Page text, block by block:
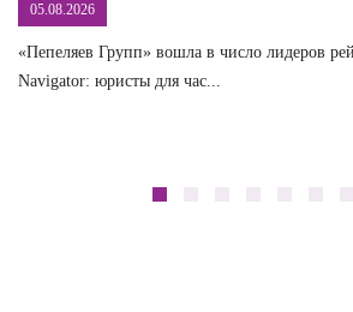
05.08.2026
«Пепеляев Групп» вошла в число лидеров
Navigator: юристы для час...